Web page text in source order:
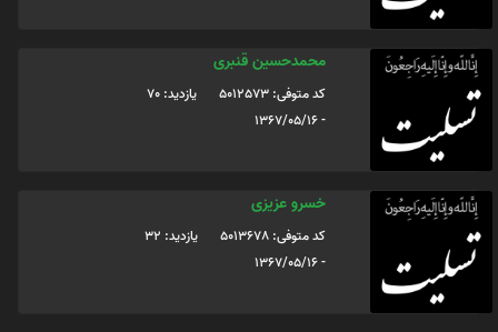
محمدحسین قنبری
کد متوفی: 5012573
یازدید: 70
- 1367/05/16
خسرو عزیزی
کد متوفی: 5013678
یازدید: 32
- 1367/05/16